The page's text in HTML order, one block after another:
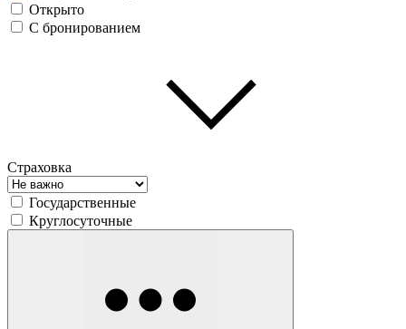
Открыто
С бронированием
Страховка
Государственные
Круглосуточные